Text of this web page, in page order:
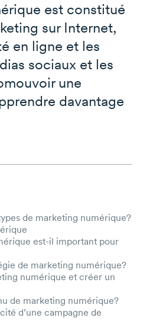
est constitué
sur Internet,
en ligne et les
sociaux et les
une
davantage
de marketing numérique?
est-il important pour
de marketing numérique?
numérique et créer un
de marketing numérique?
d’une campagne de